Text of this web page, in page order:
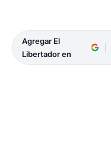
Agregar El
Libertador en